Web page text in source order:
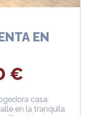
EN
€
casa
en la tranquila